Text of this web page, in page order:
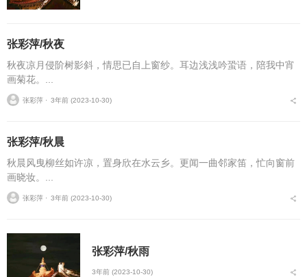
张彩萍/秋夜
秋夜凉月侵阶树影斜，情思已自上窗纱。耳边浅浅吟蛩语，陪我中宵
画菊花。...
张彩萍 ⋅ 3年前 (2023-10-30)
张彩萍/秋晨
秋晨风曳柳丝如许凉，置身欣在水云乡。更闻一曲邻家笛，忙向窗前
画晓妆。...
张彩萍 ⋅ 3年前 (2023-10-30)
张彩萍/秋雨
3年前 (2023-10-30)